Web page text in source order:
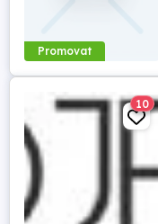
Promovat
10